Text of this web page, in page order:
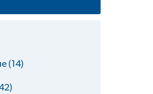
(14)